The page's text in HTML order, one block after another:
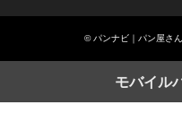
© パンナビ｜パン屋さ
モバイル